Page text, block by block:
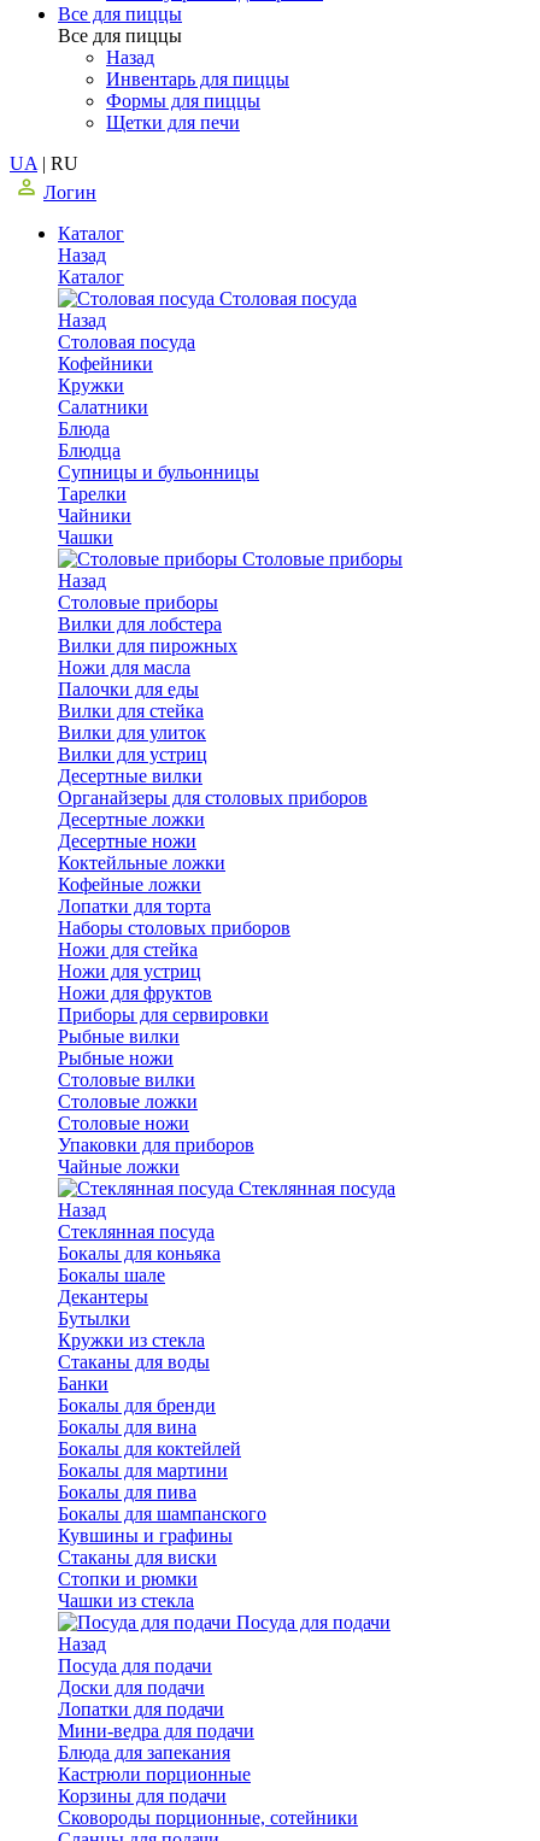
Все для пиццы
Все для пиццы
Назад
Инвентарь для пиццы
Формы для пиццы
Щетки для печи
UA | RU
Логин
Каталог
Назад
Каталог
Столовая посуда
Назад
Столовая посуда
Кофейники
Кружки
Салатники
Блюда
Блюдца
Супницы и бульонницы
Тарелки
Чайники
Чашки
Cтоловые приборы
Назад
Cтоловые приборы
Вилки для лобстера
Вилки для пирожных
Ножи для масла
Палочки для еды
Вилки для стейка
Вилки для улиток
Вилки для устриц
Десертные вилки
Органайзеры для столовых приборов
Десертные ложки
Десертные ножи
Коктейльные ложки
Кофейные ложки
Лопатки для торта
Наборы столовых приборов
Ножи для стейка
Ножи для устриц
Ножи для фруктов
Приборы для сервировки
Рыбные вилки
Рыбные ножи
Столовые вилки
Столовые ложки
Столовые ножи
Упаковки для приборов
Чайные ложки
Стеклянная посуда
Назад
Стеклянная посуда
Бокалы для коньяка
Бокалы шале
Декантеры
Бутылки
Кружки из стекла
Стаканы для воды
Банки
Бокалы для бренди
Бокалы для вина
Бокалы для коктейлей
Бокалы для мартини
Бокалы для пива
Бокалы для шампанского
Кувшины и графины
Стаканы для виски
Стопки и рюмки
Чашки из стекла
Посуда для подачи
Назад
Посуда для подачи
Доски для подачи
Лопатки для подачи
Мини-ведра для подачи
Блюда для запекания
Кастрюли порционные
Корзины для подачи
Сковороды порционные, сотейники